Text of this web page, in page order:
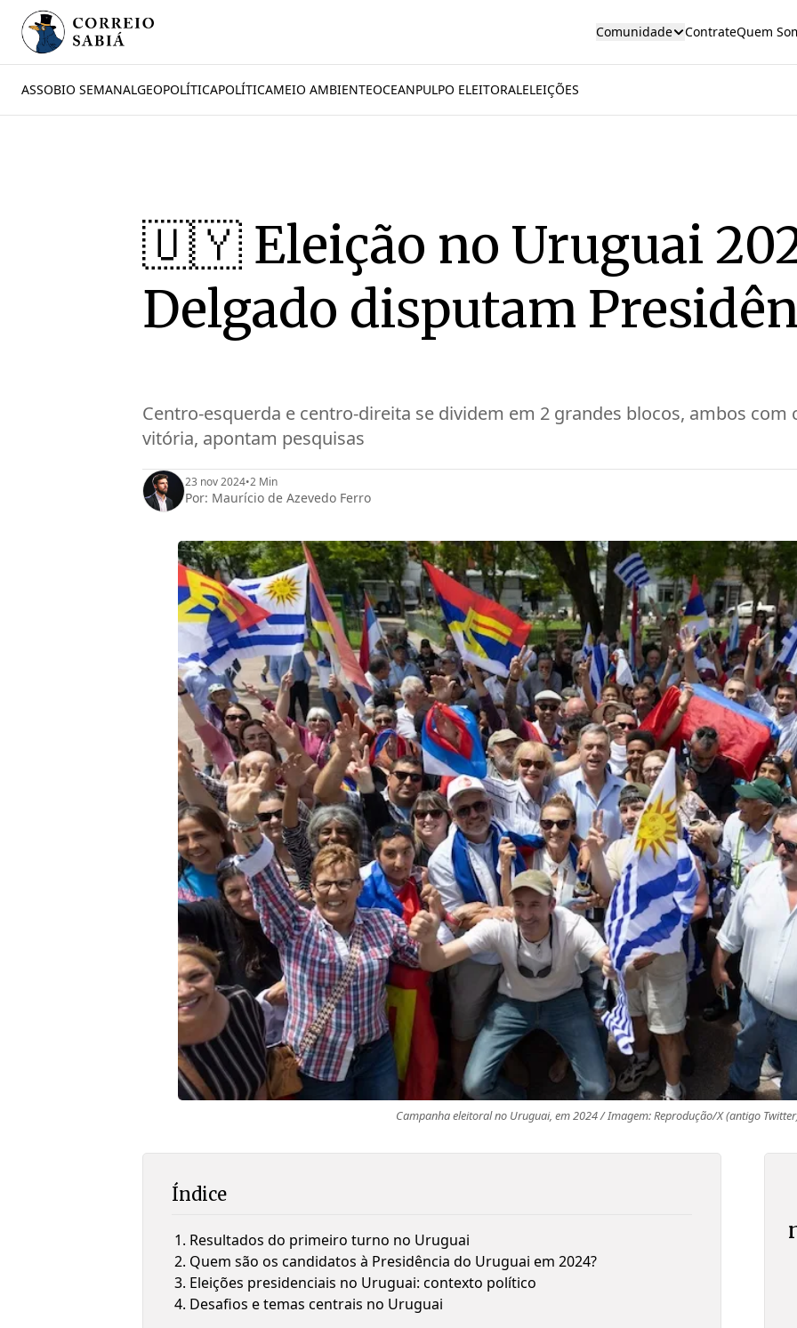
Comunidade ContrateQuem
ASSOBIO SEMANALGEOPOLÍTICAPOLÍTICAMEIO AMBIENTEOCEANPULPO ELEITORALELEIÇÕES
🇺🇾 Eleição no Uruguai
Delgado disputam
Centro-esquerda e centro-direita se dividem em 2 grandes blocos, ambos com
vitória, apontam pesquisas
23 nov 2024•2 Min
Por: Maurício de Azevedo Ferro
Campanha eleitoral no Uruguai, em 2024 / Imagem: Reprodução/X (antigo
Índice
Resultados do primeiro turno no Uruguai
Quem são os candidatos à Presidência do Uruguai em 2024?
Eleições presidenciais no Uruguai: contexto político
Desafios e temas centrais no Uruguai